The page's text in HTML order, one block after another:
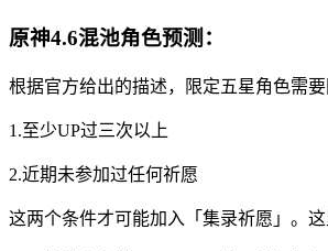
原神4.6混池角色预测：
根据官方给出的描述，限定五星角色需要
1.至少UP过三次以上
2.近期未参加过任何祈愿
这两个条件才可能加入「集录祈愿」。